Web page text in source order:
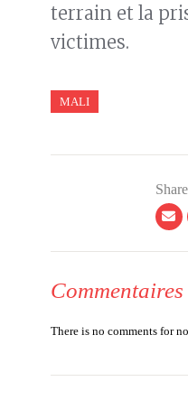
terrain et la
victimes.
MALI
Commentaires
There is no comments for